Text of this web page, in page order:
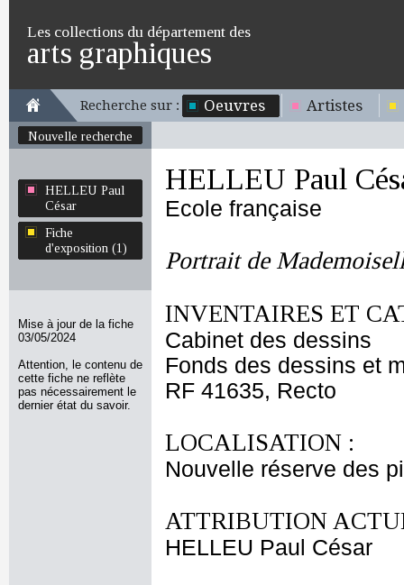
Les collections du département des
arts graphiques
Recherche sur : Oeuvres Artistes
Nouvelle recherche
HELLEU Paul
César
Fiche
d'exposition (1)
Mise à jour de la fiche
03/05/2024
Attention, le contenu de
cette fiche ne reflète
pas nécessairement le
dernier état du savoir.
HELLEU Paul
Ecole française
Portrait de
INVENTAIRES ET
Cabinet des dessins
Fonds des dessins et
RF 41635, Recto
LOCALISATION :
Nouvelle réserve des
ATTRIBUTION
HELLEU Paul César